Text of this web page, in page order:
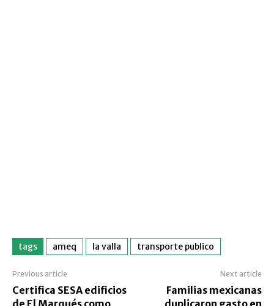
tags ameq la valla transporte publico
Previous article
Certifica SESA edificios
de El Marqués como
Next article
Familias mexicanas
duplicaron gasto en